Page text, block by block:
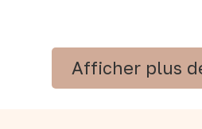
Afficher plus